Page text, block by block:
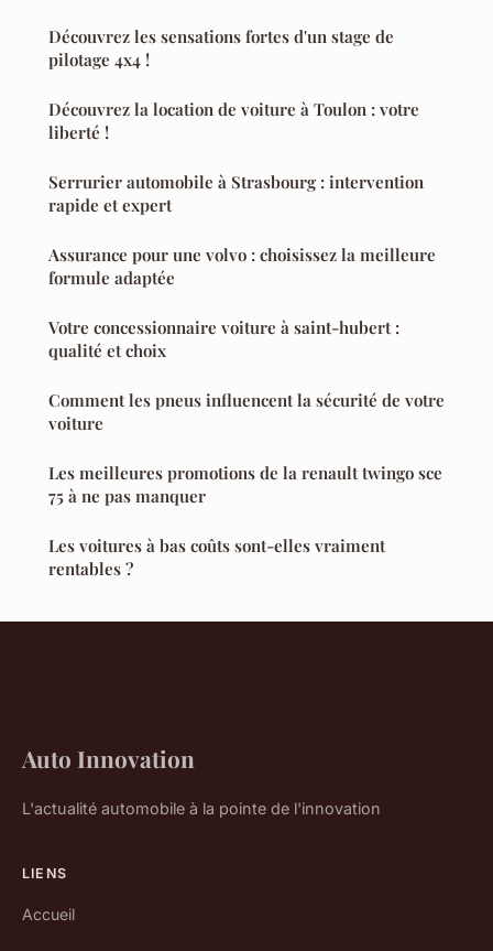
Découvrez les sensations fortes d'un stage de
pilotage 4x4 !
Découvrez la location de voiture à Toulon : votre
liberté !
Serrurier automobile à Strasbourg : intervention
rapide et expert
Assurance pour une volvo : choisissez la meilleure
formule adaptée
Votre concessionnaire voiture à saint-hubert :
qualité et choix
Comment les pneus influencent la sécurité de votre
voiture
Les meilleures promotions de la renault twingo sce
75 à ne pas manquer
Les voitures à bas coûts sont-elles vraiment
rentables ?
Auto Innovation
L'actualité automobile à la pointe de l'innovation
LIENS
Accueil